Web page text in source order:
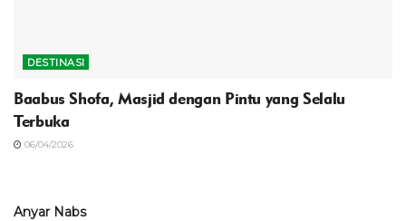
DESTINASI
‎Baabus Shofa, Masjid dengan Pintu yang Selalu
Terbuka
06/04/2026
Anyar Nabs